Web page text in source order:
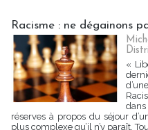
Racisme : ne dégainons
«
dans
réserves à propos du séjour
plus complexe qu’il n’y paraît.